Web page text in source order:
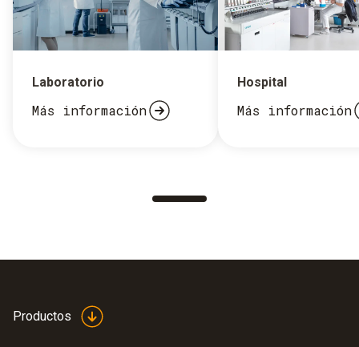
Laboratorio
Más información
Hospital
Más información
Productos